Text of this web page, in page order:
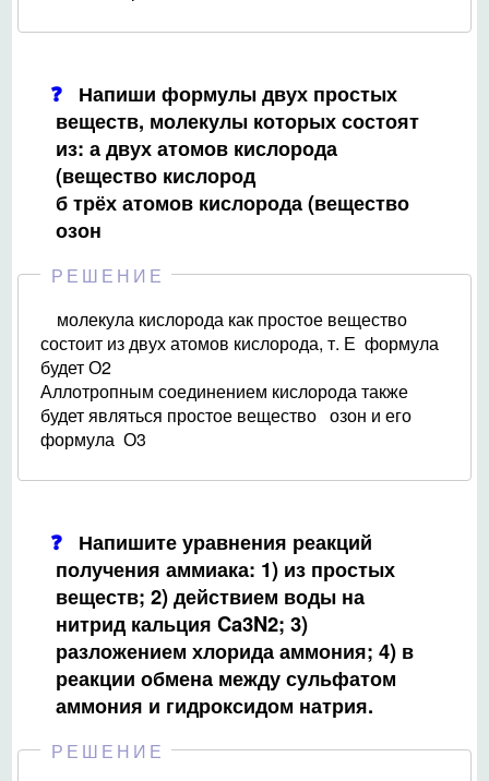
Напиши формулы двух простых
веществ, молекулы которых состоят
из: а двух атомов кислорода
(вещество кислород
б трёх атомов кислорода (вещество
озон
РЕШЕНИЕ
молекула кислорода как простое вещество
состоит из двух атомов кислорода, т. Е формула
будет О2
Аллотропным соединением кислорода также
будет являться простое вещество озон и его
формула О3
Напишите уравнения реакций
получения аммиака: 1) из простых
веществ; 2) действием воды на
нитрид кальция Ca3N2; 3)
разложением хлорида аммония; 4) в
реакции обмена между сульфатом
аммония и гидроксидом натрия.
РЕШЕНИЕ